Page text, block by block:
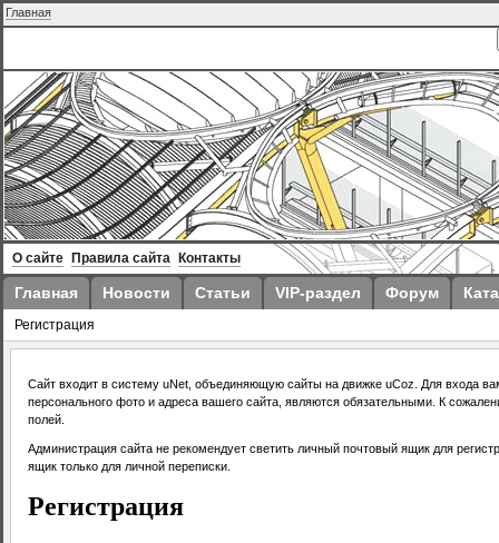
Главная
О сайте Правила сайта Контакты
Главная Новости Статьи VIP-раздел Форум
Регистрация
Сайт входит в систему uNet, объединяющую сайты на движке uCoz. Для входа
персонального фото и адреса вашего сайта, являются обязательными. К
полей.
Администрация сайта не рекомендует светить личный почтовый ящик для
ящик только для личной переписки.
Регистрация